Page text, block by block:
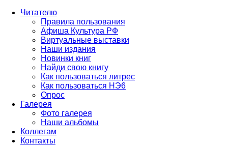
Читателю
Правила пользования
Афиша Культура РФ
Виртуальные выставки
Наши издания
Новинки книг
Найди свою книгу
Как пользоваться литрес
Как пользоваться НЭ6
Опрос
Галерея
Фото галерея
Наши альбомы
Коллегам
Контакты